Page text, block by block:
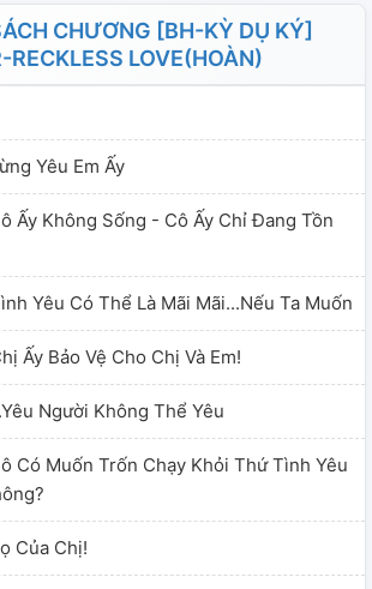
CHƯƠNG [BH-KỲ DỤ KÝ]
RECKLESS LOVE(HOÀN)
Yêu Em Ấy
Ấy Không Sống - Cô Ấy Chỉ Đang Tồn
Yêu Có Thể Là Mãi Mãi...nếu Ta Muốn
Ấy Bảo Vệ Cho Chị Và Em!
Người Không Thể Yêu
Có Muốn Trốn Chạy Khỏi Thứ Tình Yêu
Của Chị!